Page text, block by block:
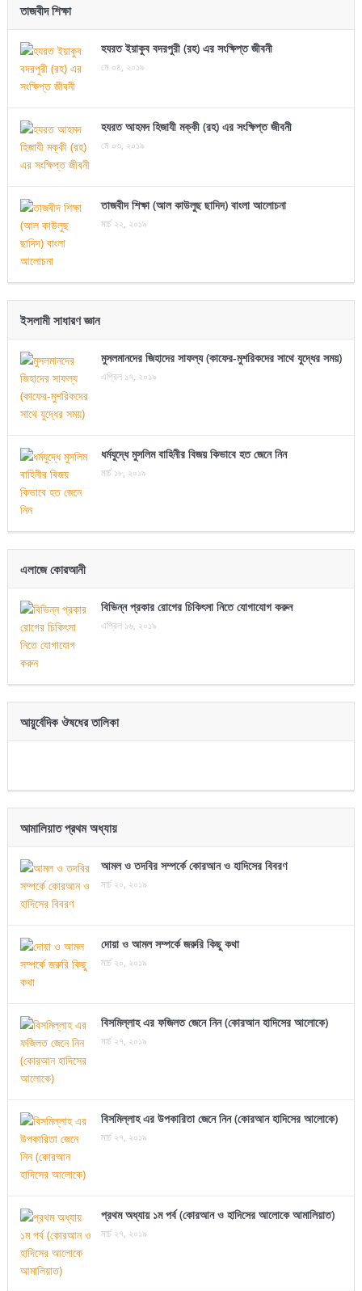
তাজবীদ শিক্ষা
হযরত ইয়াকুব বদরপুরী (রহ) এর সংক্ষিপ্ত জীবনী
মে ০৪, ২০১৯
হযরত আহমদ হিজাযী মক্কী (রহ) এর সংক্ষিপ্ত জীবনী
মে ০৩, ২০১৯
তাজবীদ শিক্ষা (আল কাউলুছ ছাদিদ) বাংলা আলোচনা
মার্চ ২২, ২০১৯
ইসলামী সাধারণ জ্ঞান
মুসলমানদের জিহাদের সাফল্য (কাফের-মুশরিকদের সাথে যুদ্ধের সময়)
এপ্রিল ১৭, ২০১৯
ধর্মযুদ্ধে মুসলিম বাহিনীর বিজয় কিভাবে হত জেনে নিন
মার্চ ১৮, ২০১৯
এলাজে কোরআনী
বিভিন্ন প্রকার রোগের চিকিৎসা নিতে যোগাযোগ করুন
এপ্রিল ১৬, ২০১৯
আয়ুর্বেদিক ঔষধের তালিকা
আমালিয়াত প্রথম অধ্যায়
আমল ও তদবির সম্পর্কে কোরআন ও হাদিসের বিবরণ
মার্চ ২০, ২০১৯
দোয়া ও আমল সম্পর্কে জরুরি কিছু কথা
মার্চ ২০, ২০১৯
বিসমিল্লাহ এর ফজিলত জেনে নিন (কোরআন হাদিসের আলোকে)
মার্চ ২৭, ২০১৯
বিসমিল্লাহ এর উপকারিতা জেনে নিন (কোরআন হাদিসের আলোকে)
মার্চ ২৭, ২০১৯
প্রথম অধ্যায় ১ম পর্ব (কোরআন ও হাদিসের আলোকে আমালিয়াত)
মার্চ ২৭, ২০১৯